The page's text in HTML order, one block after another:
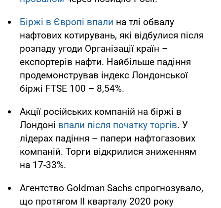
Біржі в Європі впали на тлі обвалу
нафтових котирувань, які відбулися після
розпаду угоди Організації країн –
експортерів нафти. Найбільше падіння
продемонстрував індекс Лондонської
біржі FTSE 100 – 8,54%.
Акції російських компаній на біржі в
Лондоні впали після початку торгів. У
лідерах падіння – папери нафтогазових
компаній. Торги відкрилися зниженням
на 17-33%.
Агентство Goldman Sachs спрогнозувало,
що протягом II кварталу 2020 року